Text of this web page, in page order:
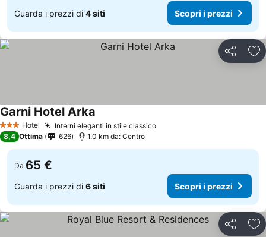
Guarda i prezzi di 4 siti Scopri i prezzi
Condividi
3 StelleHotel Interni eleganti in stile classico
Garni Hotel Arka
8,4 Ottima 626 1.0 km da: Centro
Da 65 €
Guarda i prezzi di 6 siti Scopri i prezzi
Condividi